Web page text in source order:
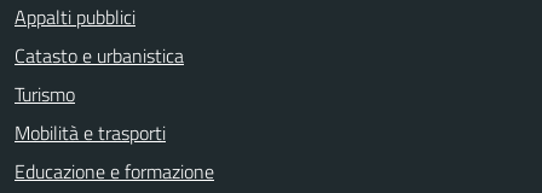
Appalti pubblici
Catasto e urbanistica
Turismo
Mobilità e trasporti
Educazione e formazione